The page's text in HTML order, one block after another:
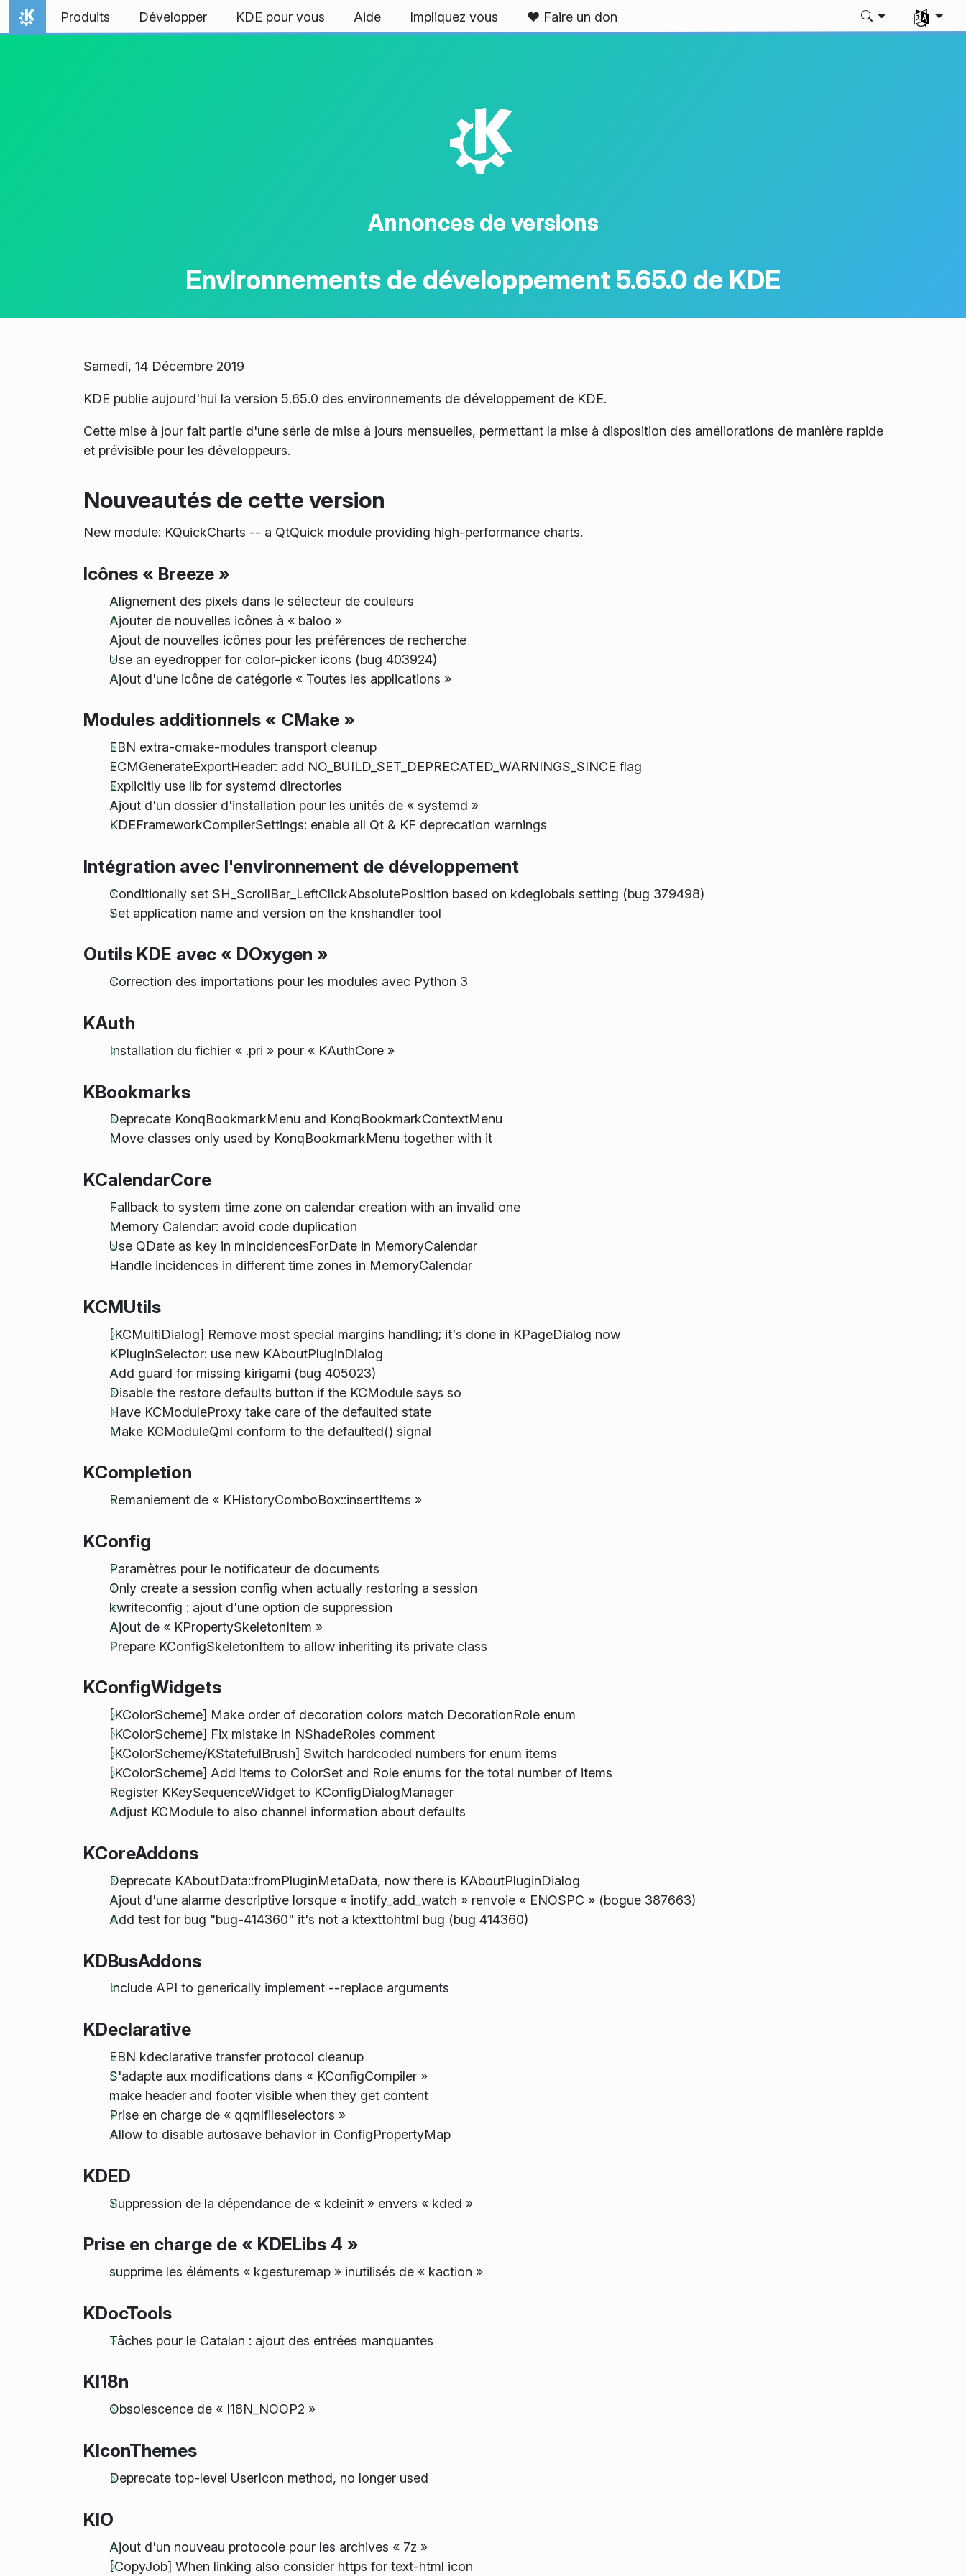
Aller directement au contenu
Accueil
Produits Développer KDE pour vous Aide Impliquez vous ❤️ Faire un don
K
Annonces de versions
Environnements de développement 5.65.0 de KDE
Samedi, 14 Décembre 2019
KDE publie aujourd'hui la version 5.65.0 des environnements de développement de KDE.
Cette mise à jour fait partie d'une série de mise à jours mensuelles, permettant la mise à disposition des améliorations de manière rapide
et prévisible pour les développeurs.
Nouveautés de cette version
New module: KQuickCharts -- a QtQuick module providing high-performance charts.
Icônes « Breeze »
Alignement des pixels dans le sélecteur de couleurs
Ajouter de nouvelles icônes à « baloo »
Ajout de nouvelles icônes pour les préférences de recherche
Use an eyedropper for color-picker icons (bug 403924)
Ajout d'une icône de catégorie « Toutes les applications »
Modules additionnels « CMake »
EBN extra-cmake-modules transport cleanup
ECMGenerateExportHeader: add NO_BUILD_SET_DEPRECATED_WARNINGS_SINCE flag
Explicitly use lib for systemd directories
Ajout d'un dossier d'installation pour les unités de « systemd »
KDEFrameworkCompilerSettings: enable all Qt & KF deprecation warnings
Intégration avec l'environnement de développement
Conditionally set SH_ScrollBar_LeftClickAbsolutePosition based on kdeglobals setting (bug 379498)
Set application name and version on the knshandler tool
Outils KDE avec « DOxygen »
Correction des importations pour les modules avec Python 3
KAuth
Installation du fichier « .pri » pour « KAuthCore »
KBookmarks
Deprecate KonqBookmarkMenu and KonqBookmarkContextMenu
Move classes only used by KonqBookmarkMenu together with it
KCalendarCore
Fallback to system time zone on calendar creation with an invalid one
Memory Calendar: avoid code duplication
Use QDate as key in mIncidencesForDate in MemoryCalendar
Handle incidences in different time zones in MemoryCalendar
KCMUtils
[KCMultiDialog] Remove most special margins handling; it's done in KPageDialog now
KPluginSelector: use new KAboutPluginDialog
Add guard for missing kirigami (bug 405023)
Disable the restore defaults button if the KCModule says so
Have KCModuleProxy take care of the defaulted state
Make KCModuleQml conform to the defaulted() signal
KCompletion
Remaniement de « KHistoryComboBox::insertItems »
KConfig
Paramètres pour le notificateur de documents
Only create a session config when actually restoring a session
kwriteconfig : ajout d'une option de suppression
Ajout de « KPropertySkeletonItem »
Prepare KConfigSkeletonItem to allow inheriting its private class
KConfigWidgets
[KColorScheme] Make order of decoration colors match DecorationRole enum
[KColorScheme] Fix mistake in NShadeRoles comment
[KColorScheme/KStatefulBrush] Switch hardcoded numbers for enum items
[KColorScheme] Add items to ColorSet and Role enums for the total number of items
Register KKeySequenceWidget to KConfigDialogManager
Adjust KCModule to also channel information about defaults
KCoreAddons
Deprecate KAboutData::fromPluginMetaData, now there is KAboutPluginDialog
Ajout d'une alarme descriptive lorsque « inotify_add_watch » renvoie « ENOSPC » (bogue 387663)
Add test for bug "bug-414360" it's not a ktexttohtml bug (bug 414360)
KDBusAddons
Include API to generically implement --replace arguments
KDeclarative
EBN kdeclarative transfer protocol cleanup
S'adapte aux modifications dans « KConfigCompiler »
make header and footer visible when they get content
Prise en charge de « qqmlfileselectors »
Allow to disable autosave behavior in ConfigPropertyMap
KDED
Suppression de la dépendance de « kdeinit » envers « kded »
Prise en charge de « KDELibs 4 »
supprime les éléments « kgesturemap » inutilisés de « kaction »
KDocTools
Tâches pour le Catalan : ajout des entrées manquantes
KI18n
Obsolescence de « I18N_NOOP2 »
KIconThemes
Deprecate top-level UserIcon method, no longer used
KIO
Ajout d'un nouveau protocole pour les archives « 7z »
[CopyJob] When linking also consider https for text-html icon